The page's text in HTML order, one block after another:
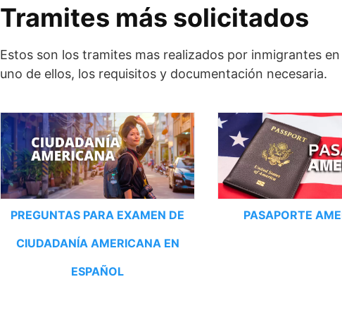
Tramites más solicitados
Estos son los tramites mas realizados por inmigrantes
uno de ellos, los requisitos y documentación necesaria.
PREGUNTAS PARA EXAMEN DE
CIUDADANÍA AMERICANA EN
ESPAÑOL
PASAPORTE